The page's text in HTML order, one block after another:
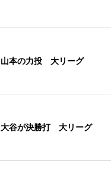
山本の力投 大リーグ
大谷が決勝打 大リーグ